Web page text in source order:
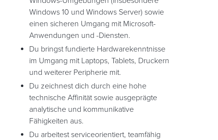
Windows 10 und Windows Server) sowie
einen sicheren Umgang mit Microsoft-
Anwendungen und -Diensten.
Du bringst fundierte Hardwarekenntnisse
im Umgang mit Laptops, Tablets, Druckern
und weiterer Peripherie mit.
Du zeichnest dich durch eine hohe
technische Affinität sowie ausgeprägte
analytische und kommunikative
Fähigkeiten aus.
Du arbeitest serviceorientiert, teamfähig